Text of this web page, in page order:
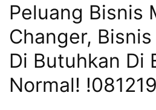
Peluang Bisnis
Changer,
Di Butuhkan Di
Normal!